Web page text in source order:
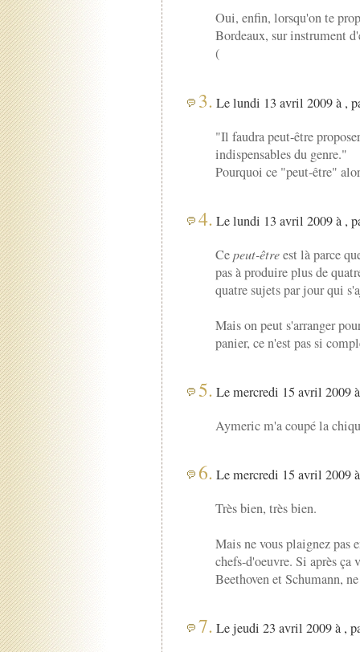
Oui, enfin, lorsqu'on te
Bordeaux, sur instrument
(
3. Le lundi 13 avril 2009 à ,
"Il faudra peut-être
indispensables du genre."
Pourquoi ce "peut-être"
4. Le lundi 13 avril 2009 à ,
Cepeut-êtreest là parce
pas à produire plus de
quatre sujets par jour qui
Mais on peut s'arranger
panier, ce n'est pas si
5. Le mercredi 15 avril 2009
Aymeric m'a coupé la
6. Le mercredi 15 avril 2009
Très bien, très bien.
Mais ne vous plaignez pas
chefs-d'oeuvre. Si après ça
Beethoven et Schumann,
7. Le jeudi 23 avril 2009 à ,